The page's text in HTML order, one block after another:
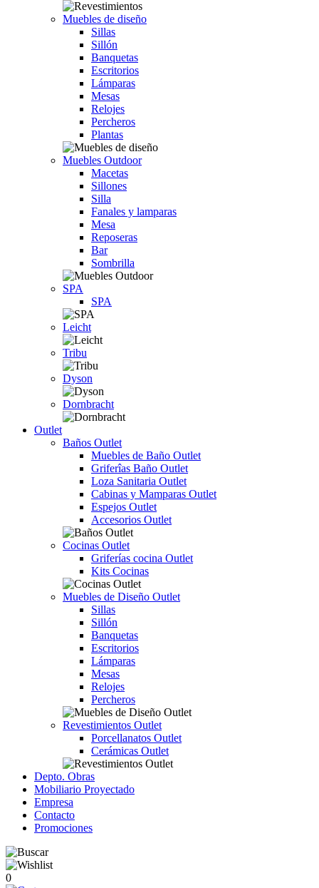
Muebles de diseño
Sillas
Sillón
Banquetas
Escritorios
Lámparas
Mesas
Relojes
Percheros
Plantas
Muebles Outdoor
Macetas
Sillones
Silla
Fanales y lamparas
Mesa
Reposeras
Bar
Sombrilla
SPA
SPA
Leicht
Tribu
Dyson
Dornbracht
Outlet
Baños Outlet
Muebles de Baño Outlet
Griferîas Baño Outlet
Loza Sanitaria Outlet
Cabinas y Mamparas Outlet
Espejos Outlet
Accesorios Outlet
Cocinas Outlet
Griferías cocina Outlet
Kits Cocinas
Muebles de Diseño Outlet
Sillas
Sillón
Banquetas
Escritorios
Lámparas
Mesas
Relojes
Percheros
Revestimientos Outlet
Porcellanatos Outlet
Cerámicas Outlet
Depto. Obras
Mobiliario Proyectado
Empresa
Contacto
Promociones
0